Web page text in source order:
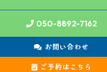
050-8892-7162
お問い合わせ
ご予約はこちら